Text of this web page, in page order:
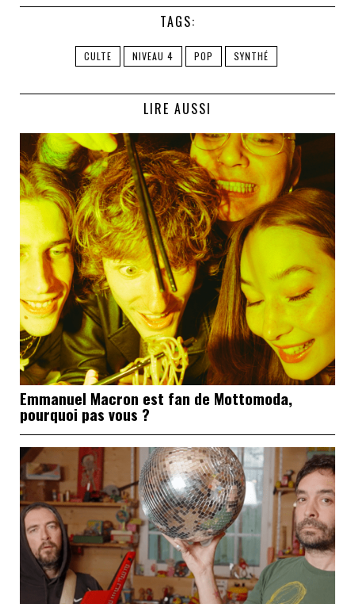
TAGS:
CULTE NIVEAU 4 POP SYNTHÉ
LIRE AUSSI
Emmanuel Macron est fan de Mottomoda,
pourquoi pas vous ?